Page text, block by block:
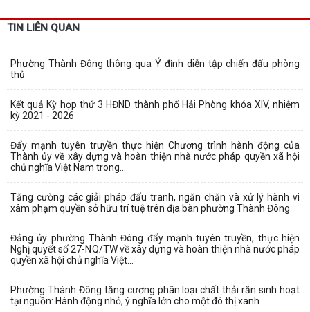
TIN LIÊN QUAN
Phường Thành Đông thông qua Ý định diễn tập chiến đấu phòng
thủ
Kết quả Kỳ họp thứ 3 HĐND thành phố Hải Phòng khóa XIV, nhiệm
kỳ 2021 - 2026
Đẩy mạnh tuyên truyền thực hiện Chương trình hành động của
Thành ủy về xây dựng và hoàn thiện nhà nước pháp quyền xã hội
chủ nghĩa Việt Nam trong...
Tăng cường các giải pháp đấu tranh, ngăn chặn và xử lý hành vi
xâm phạm quyền sở hữu trí tuệ trên địa bàn phường Thành Đông
Đảng ủy phường Thành Đông đẩy mạnh tuyên truyền, thực hiện
Nghị quyết số 27-NQ/TW về xây dựng và hoàn thiện nhà nước pháp
quyền xã hội chủ nghĩa Việt...
Phường Thành Đông tăng cương phân loại chất thải rắn sinh hoạt
tại nguồn: Hành động nhỏ, ý nghĩa lớn cho một đô thị xanh